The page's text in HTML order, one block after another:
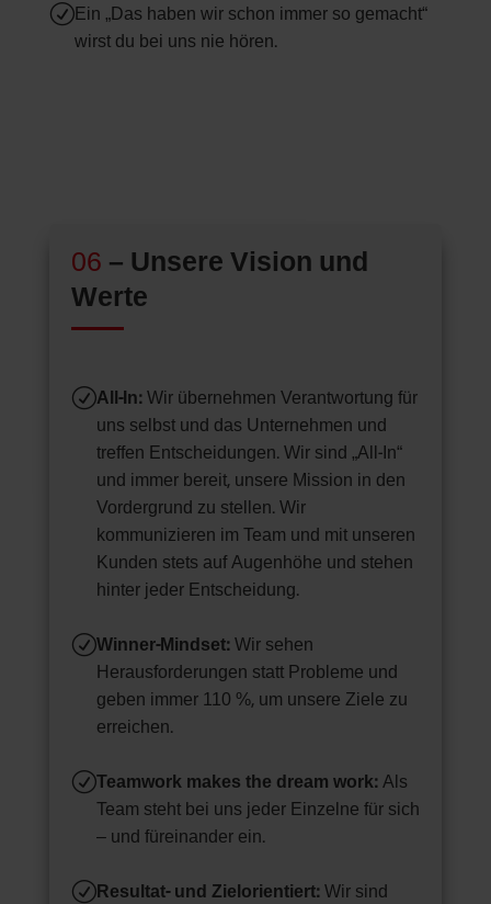
REin „Das haben wir schon immer so gemacht“
wirst du bei uns nie hören.
06 – Unsere Vision und
Werte
RAll-In:Wir übernehmen Verantwortung für
uns selbst und das Unternehmen und
treffen Entscheidungen. Wir sind „All-In“
und immer bereit, unsere Mission in den
Vordergrund zu stellen. Wir
kommunizieren im Team und mit unseren
Kunden stets auf Augenhöhe und stehen
hinter jeder Entscheidung.
RWinner-Mindset:Wir sehen
Herausforderungen statt Probleme und
geben immer 110 %, um unsere Ziele zu
erreichen.
RTeamwork makes the dream work:Als
Team steht bei uns jeder Einzelne für sich
– und füreinander ein.
RResultat- und Zielorientiert:Wir sind